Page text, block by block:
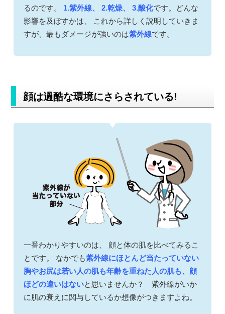
るのです。
1.紫外線、 2.乾燥、 3.酸化です。どんな
影響を及ぼすかは、 これから詳しく説明していきま
すが、最もダメージが強いのは紫外線です。
顔は過酷な環境にさらされている!
一番わかりやすいのは、 顔と体の肌を比べてみるこ
とです。 なかでも紫外線にほとんど当たっていない
胸やお尻は若い人の肌も年齢を重ねた人の肌も、顔
ほどの違いはないと思いませんか？ 紫外線がいか
に肌の衰えに関与しているか想像がつきますよね。